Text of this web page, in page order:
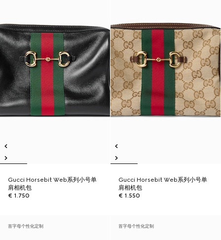
Gucci Horsebit Web系列小号单
肩相机包
€ 1.750
Gucci Horsebit Web系列小号单
肩相机包
€ 1.550
首字母个性化定制 首字母个性化定制